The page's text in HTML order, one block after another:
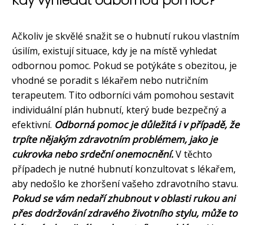
Ačkoliv je skvělé snažit se o hubnutí rukou vlastním
úsilím, existují situace, kdy je na místě vyhledat
odbornou pomoc. Pokud se potýkáte s obezitou, je
vhodné se poradit s lékařem nebo nutričním
terapeutem. Tito odborníci vám pomohou sestavit
individuální plán hubnutí, který bude bezpečný a
efektivní. Odborná pomoc je důležitá i v případě, že
trpíte nějakým zdravotním problémem, jako je
cukrovka nebo srdeční onemocnění.V těchto
případech je nutné hubnutí konzultovat s lékařem,
aby nedošlo ke zhoršení vašeho zdravotního stavu.
Pokud se vám nedaří zhubnout v oblasti rukou ani
přes dodržování zdravého životního stylu, může to